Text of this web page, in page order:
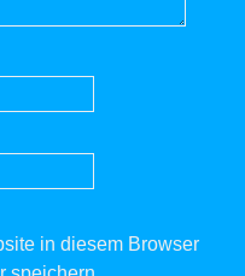
in diesem Browser